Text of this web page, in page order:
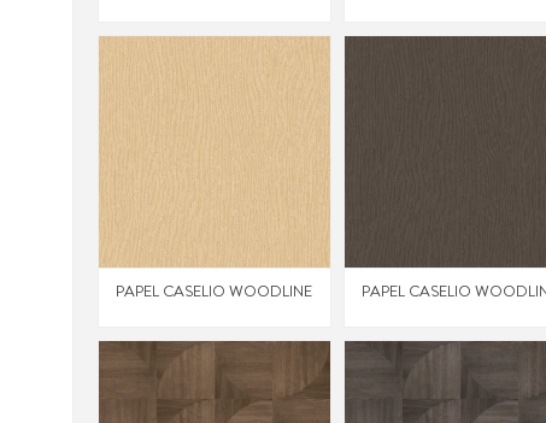
PAPEL CASELIO WOODLINE PAPEL CASELIO